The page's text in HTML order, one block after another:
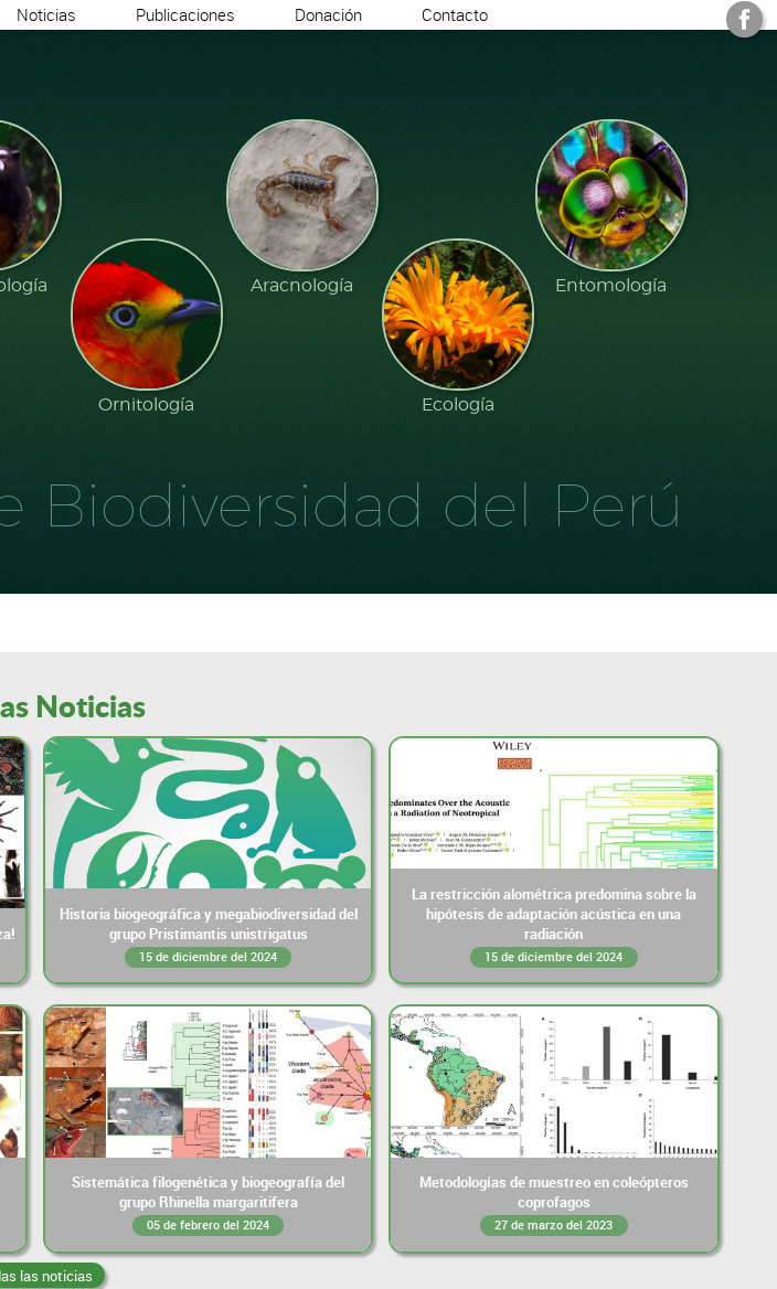
Noticias Publicaciones Donación Contacto
Ornitología
Aracnología
Ecología
Entomología
Biodiversidad del Perú
Noticias
Historia biogeográfica y megabiodiversidad del
grupo Pristimantis unistrigatus
15 de diciembre del 2024
La restricción alométrica predomina sobre la
hipótesis de adaptación acústica en una
radiación
15 de diciembre del 2024
Sistemática filogenética y biogeografía del
grupo Rhinella margaritifera
05 de febrero del 2024
Metodologías de muestreo en coleópteros
coprofagos
27 de marzo del 2023
las noticias